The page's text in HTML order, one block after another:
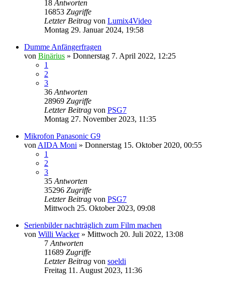
18 Antworten
16853 Zugriffe
Letzter Beitrag von Lumix4Video
Montag 29. Januar 2024, 19:58
Dumme Anfängerfragen
von Binärius » Donnerstag 7. April 2022, 12:25
1
2
3
36 Antworten
28969 Zugriffe
Letzter Beitrag von PSG7
Montag 27. November 2023, 11:35
Mikrofon Panasonic G9
von AIDA Moni » Donnerstag 15. Oktober 2020, 00:55
1
2
3
35 Antworten
35296 Zugriffe
Letzter Beitrag von PSG7
Mittwoch 25. Oktober 2023, 09:08
Serienbilder nachträglich zum Film machen
von Willi Wacker» Mittwoch 20. Juli 2022, 13:08
7 Antworten
11689 Zugriffe
Letzter Beitrag von soeldi
Freitag 11. August 2023, 11:36